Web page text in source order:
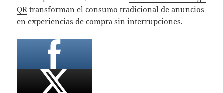
QR transforman el consumo tradicional de anuncios
en experiencias de compra sin interrupciones.